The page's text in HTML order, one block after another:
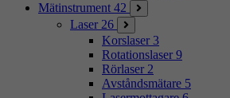
Mätinstrument 42
Laser 26
Korslaser 3
Rotationslaser 9
Rörlaser 2
Avståndsmätare 5